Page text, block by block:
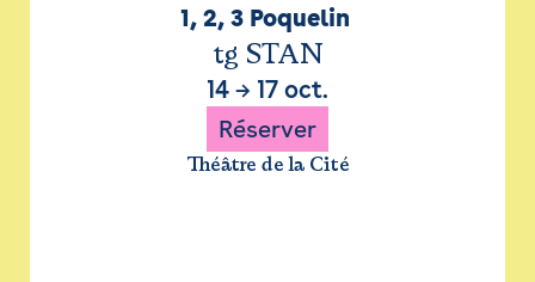
1, 2, 3 Poquelin
tg STAN
14 → 17 oct.
Réserver
Théâtre de la Cité